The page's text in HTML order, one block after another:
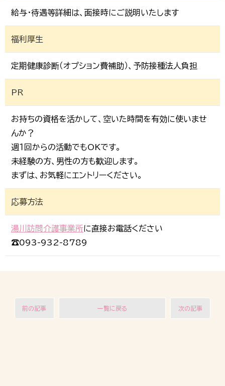
給与・待遇等詳細は、面接時にご説明いたします
福利厚生
定期健康診断（オプション費補助）、予防接種法人負担
PR
お持ちの資格を活かして、空いた時間を有効に使いませ
んか？
週１回からの活動でもOKです。
未経験の方、男性の方も歓迎します。
まずは、お気軽にエントリーください。
応募方法
湯川訪問介護事業所に直接お電話ください
☎093-932-8789
前の記事 一覧に戻る 次の記事